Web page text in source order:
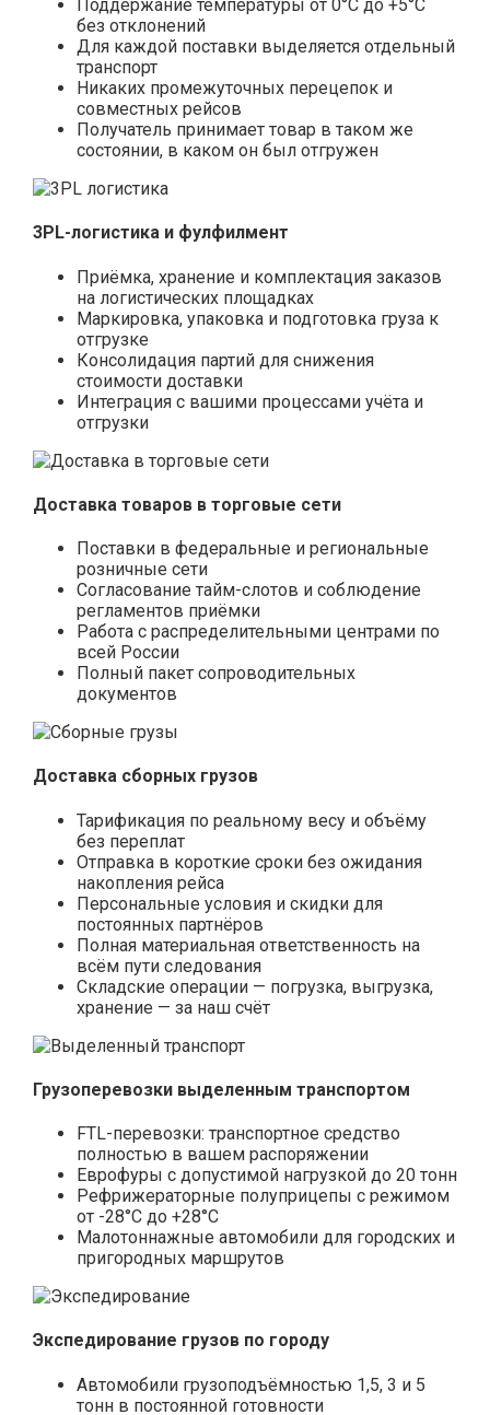
Поддержание температуры от 0°С до +5°С
без отклонений
Для каждой поставки выделяется отдельный
транспорт
Никаких промежуточных перецепок и
совместных рейсов
Получатель принимает товар в таком же
состоянии, в каком он был отгружен
3PL-логистика и фулфилмент
Приёмка, хранение и комплектация заказов
на логистических площадках
Маркировка, упаковка и подготовка груза к
отгрузке
Консолидация партий для снижения
стоимости доставки
Интеграция с вашими процессами учёта и
отгрузки
Доставка товаров в торговые сети
Поставки в федеральные и региональные
розничные сети
Согласование тайм-слотов и соблюдение
регламентов приёмки
Работа с распределительными центрами по
всей России
Полный пакет сопроводительных
документов
Доставка сборных грузов
Тарификация по реальному весу и объёму
без переплат
Отправка в короткие сроки без ожидания
накопления рейса
Персональные условия и скидки для
постоянных партнёров
Полная материальная ответственность на
всём пути следования
Складские операции — погрузка, выгрузка,
хранение — за наш счёт
Грузоперевозки выделенным транспортом
FTL-перевозки: транспортное средство
полностью в вашем распоряжении
Еврофуры с допустимой нагрузкой до 20 тонн
Рефрижераторные полуприцепы с режимом
от -28°С до +28°С
Малотоннажные автомобили для городских и
пригородных маршрутов
Экспедирование грузов по городу
Автомобили грузоподъёмностью 1,5, 3 и 5
тонн в постоянной готовности